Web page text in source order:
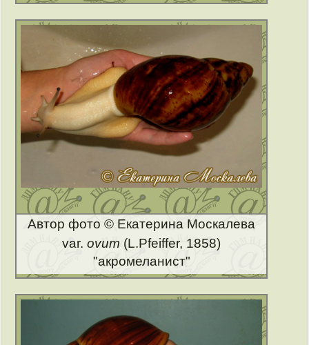
Автор фото © Екатерина Москалева
var.ovum (L.Pfeiffer, 1858)
"акромеланист"